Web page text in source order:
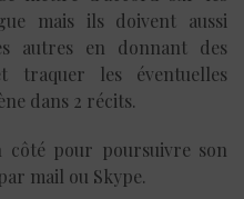
mais ils doivent aussi
autres en donnant des
traquer les éventuelles
dans 2 récits.
pour poursuivre son
mail ou Skype.